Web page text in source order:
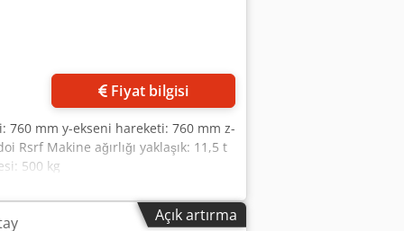
Fiyat bilgisi
760 mm y-ekseni hareketi: 760 mm z-
Rsrf Makine ağırlığı yaklaşık: 11,5 t
500 kg
Açık artırma